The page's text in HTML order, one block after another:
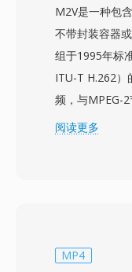
M2V是一种包
不带封装容器
组于1995年标
ITU-T H.262）
频，与MPEG-
致，但去除了
达80 Mbps。
阅读更多
MP4